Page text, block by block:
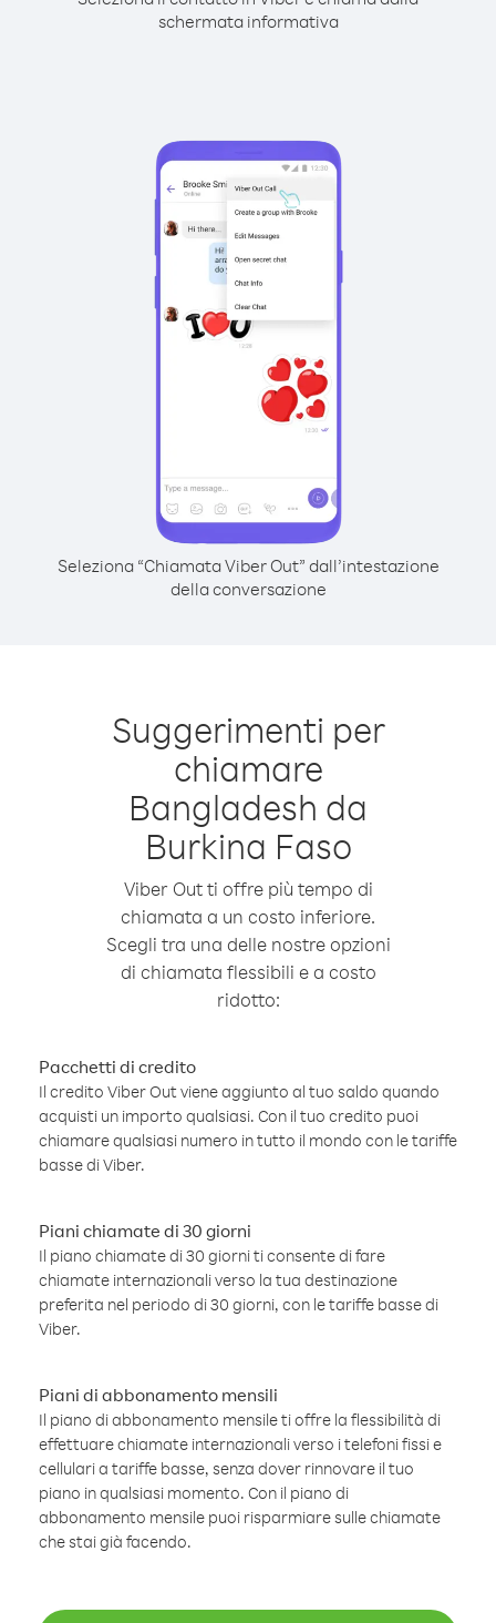
schermata informativa
Seleziona “Chiamata Viber Out” dall’intestazione
della conversazione
Suggerimenti per
chiamare
Bangladesh da
Burkina Faso
Viber Out ti offre più tempo di
chiamata a un costo inferiore.
Scegli tra una delle nostre opzioni
di chiamata flessibili e a costo
ridotto:
Pacchetti di credito
Il credito Viber Out viene aggiunto al tuo saldo quando
acquisti un importo qualsiasi. Con il tuo credito puoi
chiamare qualsiasi numero in tutto il mondo con le tariffe
basse di Viber.
Piani chiamate di 30 giorni
Il piano chiamate di 30 giorni ti consente di fare
chiamate internazionali verso la tua destinazione
preferita nel periodo di 30 giorni, con le tariffe basse di
Viber.
Piani di abbonamento mensili
Il piano di abbonamento mensile ti offre la flessibilità di
effettuare chiamate internazionali verso i telefoni fissi e
cellulari a tariffe basse, senza dover rinnovare il tuo
piano in qualsiasi momento. Con il piano di
abbonamento mensile puoi risparmiare sulle chiamate
che stai già facendo.